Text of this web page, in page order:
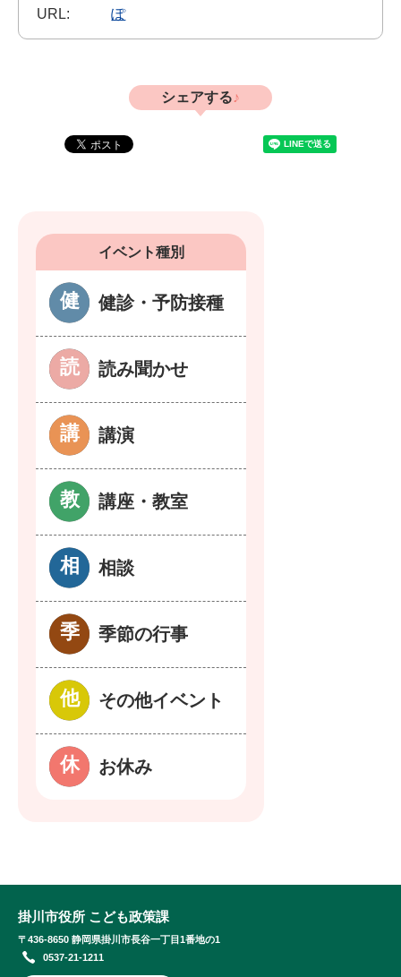
URL:
ぽ
シェアする
イベント種別
健診・予防接種
読み聞かせ
講演
講座・教室
相談
季節の行事
その他イベント
お休み
掛川市役所 こども政策課
〒436-8650 静岡県掛川市長谷一丁目1番地の1
0537-21-1211